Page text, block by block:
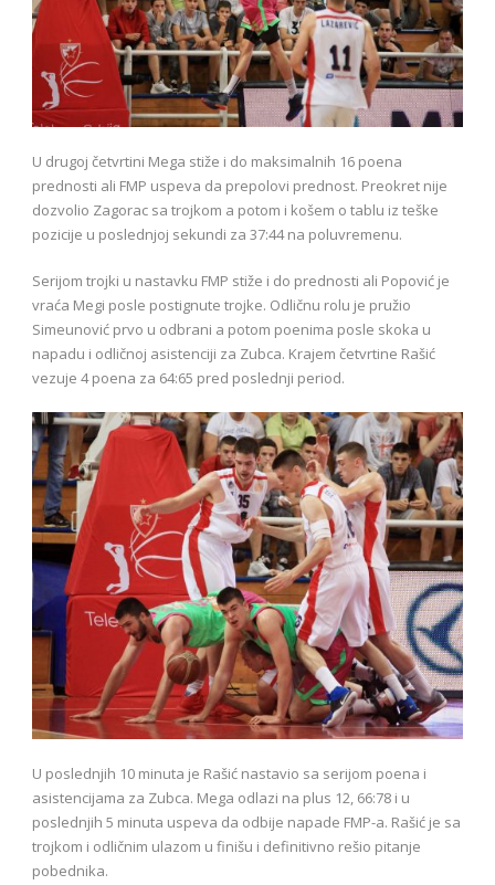
U drugoj četvrtini Mega stiže i do maksimalnih 16 poena
prednosti ali FMP uspeva da prepolovi prednost. Preokret nije
dozvolio Zagorac sa trojkom a potom i košem o tablu iz teške
pozicije u poslednjoj sekundi za 37:44 na poluvremenu.
Serijom trojki u nastavku FMP stiže i do prednosti ali Popović je
vraća Megi posle postignute trojke. Odličnu rolu je pružio
Simeunović prvo u odbrani a potom poenima posle skoka u
napadu i odličnoj asistenciji za Zubca. Krajem četvrtine Rašić
vezuje 4 poena za 64:65 pred poslednji period.
U poslednjih 10 minuta je Rašić nastavio sa serijom poena i
asistencijama za Zubca. Mega odlazi na plus 12, 66:78 i u
poslednjih 5 minuta uspeva da odbije napade FMP-a. Rašić je sa
trojkom i odličnim ulazom u finišu i definitivno rešio pitanje
pobednika.